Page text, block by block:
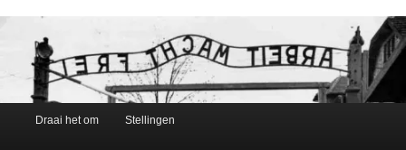
Draai het om Stellingen